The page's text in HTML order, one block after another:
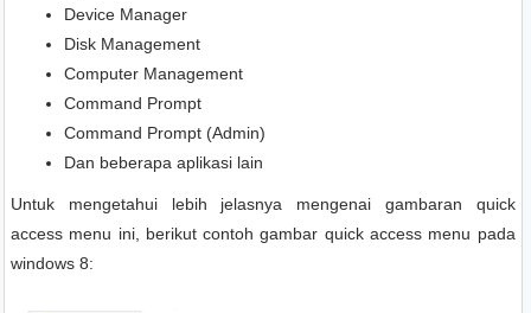
Device Manager
Disk Management
Computer Management
Command Prompt
Command Prompt (Admin)
Dan beberapa aplikasi lain
Untuk mengetahui lebih jelasnya mengenai gambaran quick
access menu ini, berikut contoh gambar quick access menu pada
windows 8: